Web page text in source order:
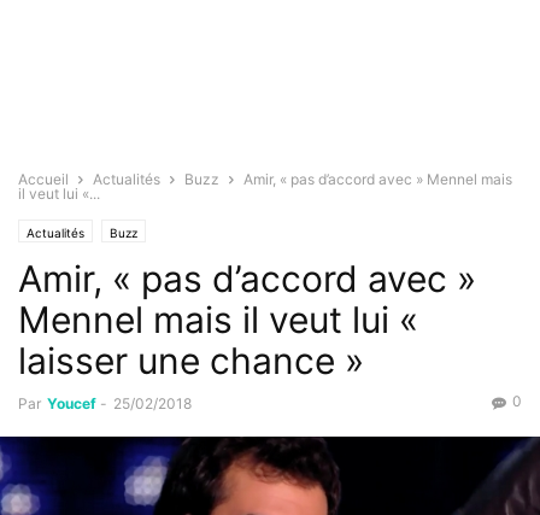
Accueil Actualités Buzz
Amir, « pas d’accord avec » Mennel mais
il veut lui «...
Actualités Buzz
Amir, « pas d’accord avec »
Mennel mais il veut lui «
laisser une chance »
Par Youcef - 25/02/2018 0